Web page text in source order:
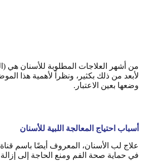
من أشهر العلاجات المطلوبة للأسنان هي
لأبعد من ذلك بكثير، ونظراً لأهمية هذا
وضعها بعين الاعتبار.
أسباب احتياج المعالجة اللبية للأسنان
في حماية صحة الفم ومنع الحاجة إلى إزالة